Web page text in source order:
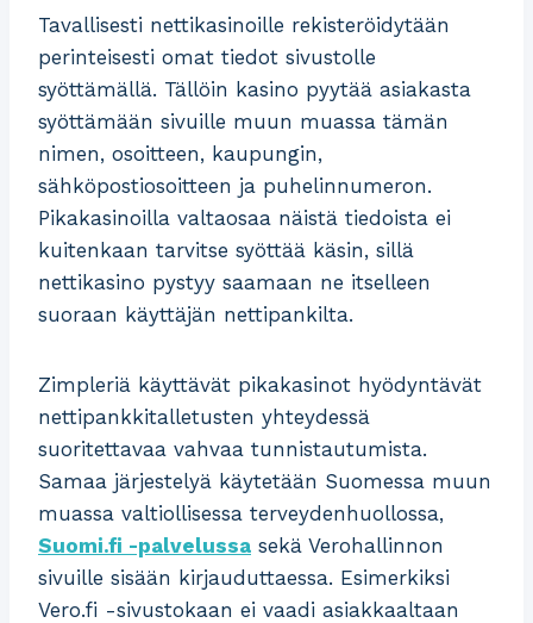
Tavallisesti nettikasinoille rekisteröidytään
perinteisesti omat tiedot sivustolle
syöttämällä. Tällöin kasino pyytää asiakasta
syöttämään sivuille muun muassa tämän
nimen, osoitteen, kaupungin,
sähköpostiosoitteen ja puhelinnumeron.
Pikakasinoilla valtaosaa näistä tiedoista ei
kuitenkaan tarvitse syöttää käsin, sillä
nettikasino pystyy saamaan ne itselleen
suoraan käyttäjän nettipankilta.
Zimpleriä käyttävät pikakasinot hyödyntävät
nettipankkitalletusten yhteydessä
suoritettavaa vahvaa tunnistautumista.
Samaa järjestelyä käytetään Suomessa muun
muassa valtiollisessa terveydenhuollossa,
Suomi.fi -palvelussa sekä Verohallinnon
sivuille sisään kirjauduttaessa. Esimerkiksi
Vero.fi -sivustokaan ei vaadi asiakkaaltaan